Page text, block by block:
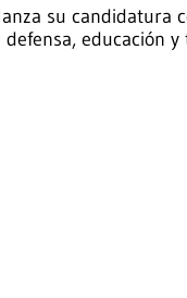
su candidatura
defensa, educación